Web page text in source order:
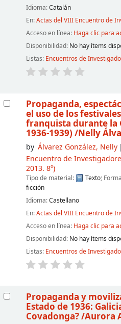
Idioma:Catalán
En:Actas del VIII Encuentro de
Acceso en línea: Haga clic para
Disponibilidad: No hay ítems
Listas: Encuentros de
Propaganda,
el uso de los
franquista durante la
1936-1939) /Nelly
by Álvarez González, Nelly
Encuentro de
2013. 8º)
Tipo de material: Texto;
ficción
Idioma:Castellano
En:Actas del VIII Encuentro de
Acceso en línea: Haga clic para
Disponibilidad: No hay ítems
Listas: Encuentros de
Propaganda y
Estado de 1936:
Covadonga?/Aurora